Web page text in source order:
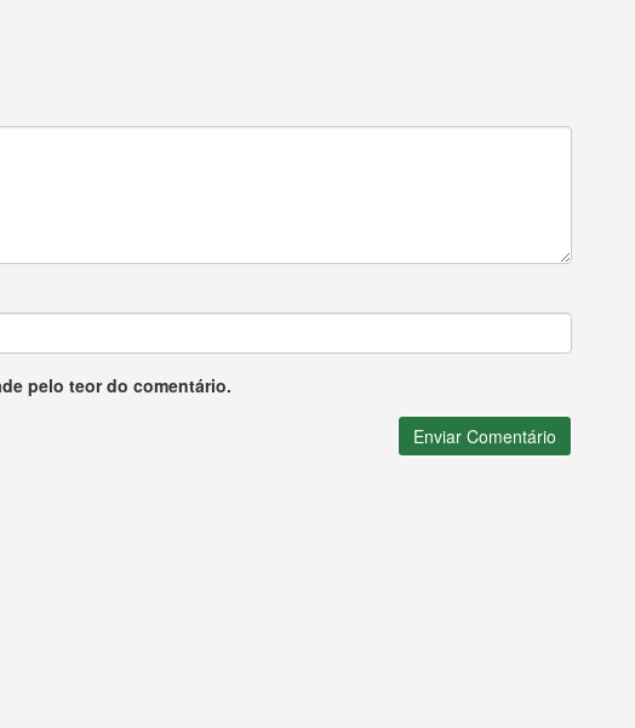
pelo teor do comentário.
Enviar Comentário